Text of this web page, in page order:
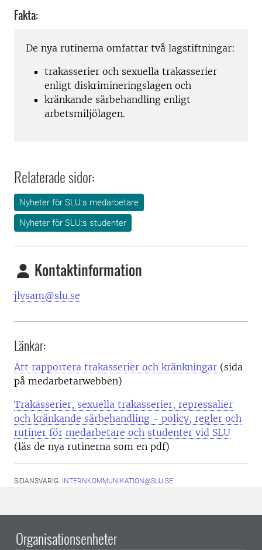
Fakta:
De nya rutinerna omfattar två lagstiftningar:
trakasserier och sexuella trakasserier
enligt diskrimineringslagen och
kränkande särbehandling enligt
arbetsmiljölagen.
Relaterade sidor:
Nyheter för SLU:s medarbetare
Nyheter för SLU:s studenter
Kontaktinformation
jlvsam@slu.se
Länkar:
Att rapportera trakasserier och kränkningar (sida
på medarbetarwebben)
Trakasserier, sexuella trakasserier, repressalier
och kränkande särbehandling - policy, regler och
rutiner för medarbetare och studenter vid SLU
(läs de nya rutinerna som en pdf)
SIDANSVARIG: INTERNKOMMUNIKATION@SLU.SE
Organisationsenheter